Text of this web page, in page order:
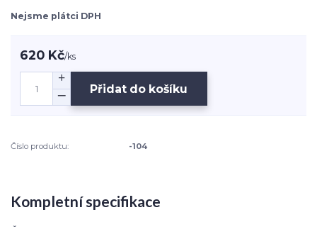
Nejsme plátci DPH
620 Kč/ks
Přidat do košíku
Číslo produktu: -104
Kompletní specifikace